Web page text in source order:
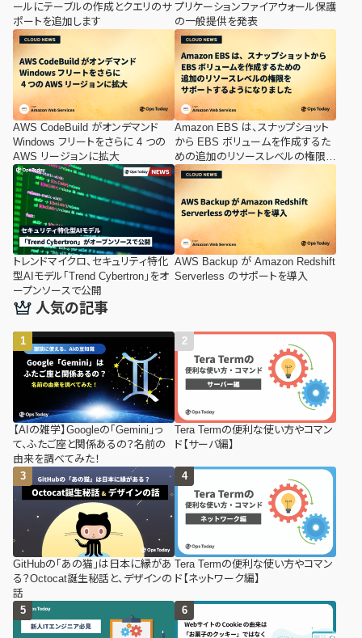
ールにテーブルの作成とクエリのサ
ポートを追加します
プリケーションファイアウォール保護
の一般提供を発表
AWS CodeBuild がオンデマンド
Windows フリートをさらに 4 つの
AWS リージョンに拡大
Amazon EBS は、スナップショット
から EBS ボリュームを作成するた
めの追加のリソースレベルの権限を
サポートするようになりました
トレンドマイクロ、セキュリティ特化
型AIモデル「Trend Cybertron」をオ
ープンソースで公開
AWS Backup が Amazon Redshift
Serverless のサポートを導入
人気の記事
【AIの雑学】Googleの「Gemini」っ
て、ふたご座と関係あるの？名前の
由来を調べてみた！
Tera Termの便利な使い方やコマン
ド【サーバ編】
GitHubの「あの猫」は日本に縁があ
る？Octocat誕生秘話と、デザインの
話
Tera Termの便利な使い方やコマン
ド【ネットワーク編】